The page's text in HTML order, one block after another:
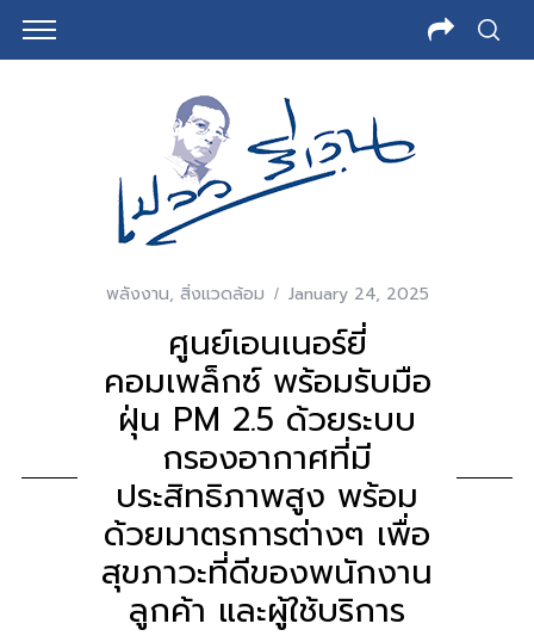
พลังงาน, สิ่งแวดล้อม January 24, 2025
ศูนย์เอนเนอร์ยี่
คอมเพล็กซ์ พร้อมรับมือ
ฝุ่น PM 2.5 ด้วยระบบ
กรองอากาศที่มี
ประสิทธิภาพสูง พร้อม
ด้วยมาตรการต่างๆ เพื่อ
สุขภาวะที่ดีของพนักงาน
ลูกค้า และผู้ใช้บริการ